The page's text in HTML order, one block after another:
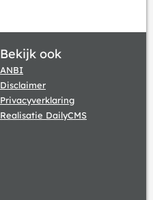
Bekijk ook
ANBI
Disclaimer
Privacyverklaring
Realisatie DailyCMS